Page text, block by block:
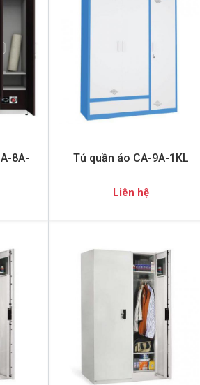
8A-
Tủ quần áo CA-9A-1KL
Liên hệ